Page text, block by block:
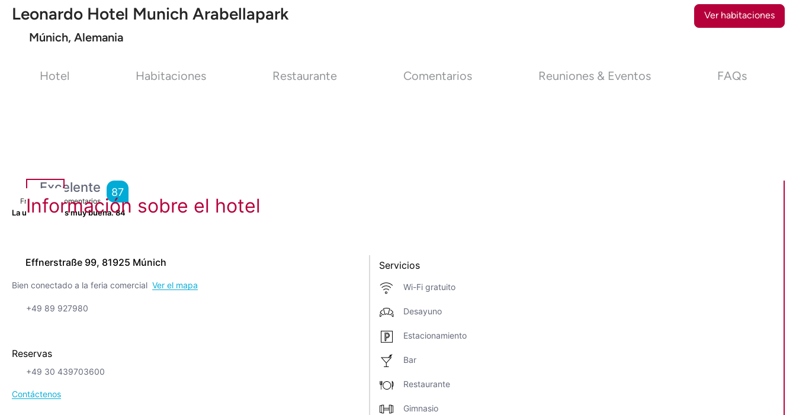
Leonardo Hotel Munich Arabellapark
Múnich, Alemania
Ver habitaciones
Hotel Habitaciones Restaurante Comentarios Reuniones & Eventos FAQs
Excelente
From7,724 Comentarios
87
La ubicación es muy buena.84
Información sobre el hotel
Effnerstraße 99, 81925 Múnich
Bien conectado a la feria comercial Ver el mapa
+49 89 927980
Reservas
+49 30 439703600
Contáctenos
Servicios
Wi-Fi gratuito
Desayuno
Estacionamiento
Bar
Restaurante
Gimnasio